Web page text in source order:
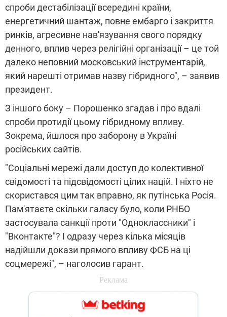
спроби дестабілізації всередині країни,
енергетичний шантаж, повне ембарго і закриття
ринків, агресивне нав'язування свого порядку
денного, вплив через релігійні організації – це той
далеко неповний московський інструментарій,
який нарешті отримав назву гібридного", – заявив
президент.
З іншого боку – Порошенко згадав і про вдалі
спроби протидії цьому гібридному впливу.
Зокрема, йшлося про заборону в Україні
російських сайтів.
"Соціальні мережі дали доступ до колективної
свідомості та підсвідомості цілих націй. І ніхто не
скористався цим так вправно, як путінська Росія.
Пам'ятаєте скільки галасу було, коли РНБО
застосувала санкції проти "Одноклассники" і
"Вконтакте"? І одразу через кілька місяців
надійшли докази прямого впливу ФСБ на ці
соцмережі", – наголосив гарант.